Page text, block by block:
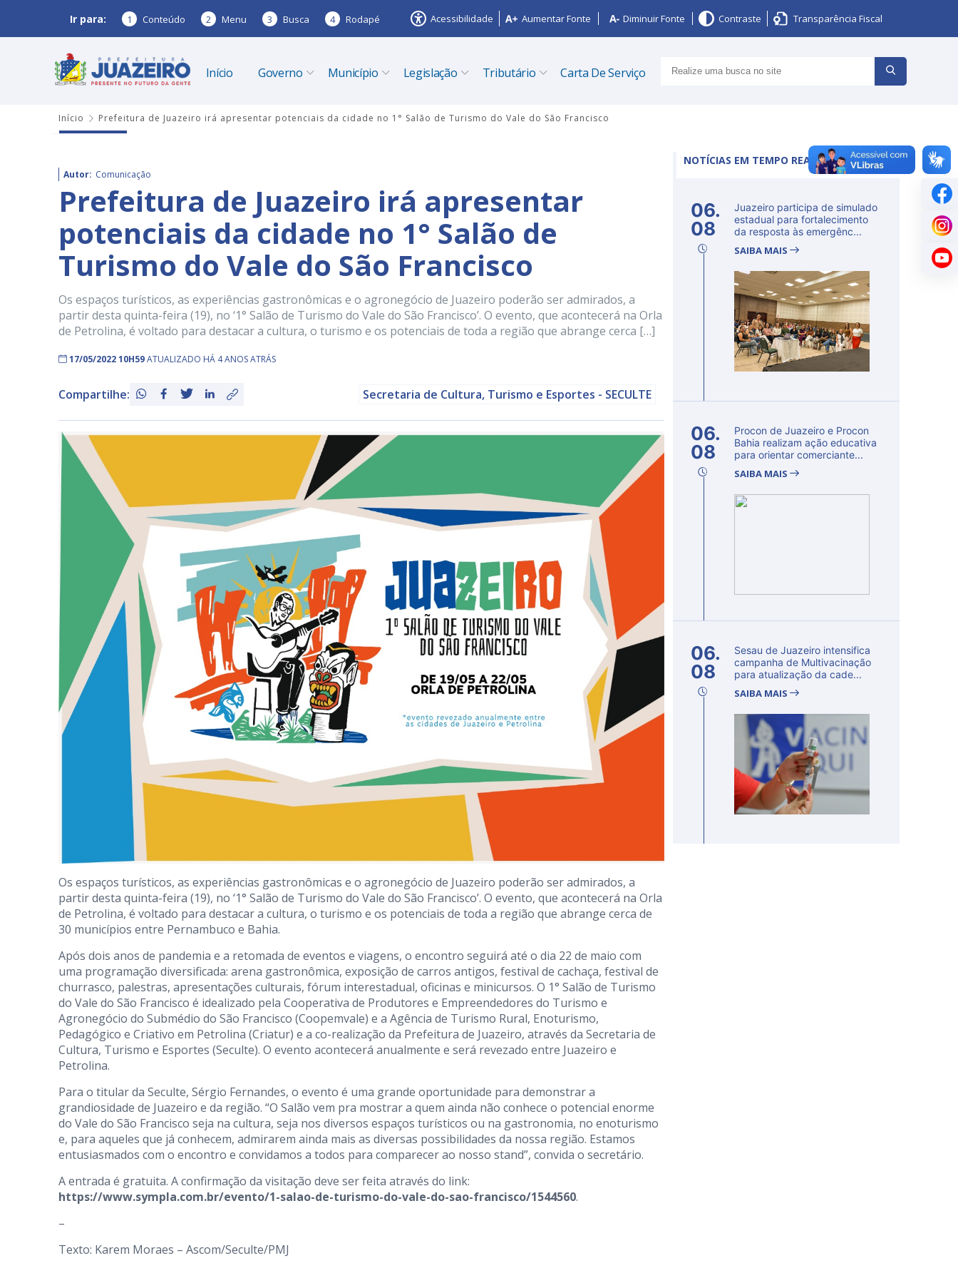
Ir para: 1 Conteúdo 2 Menu 3 Busca 4 Rodapé Acessibilidade Aumentar Fonte Diminuir Fonte Contraste Transparência Fiscal
Início Governo Município Legislação Tributário Carta De Serviço
Início Prefeitura de Juazeiro irá apresentar potenciais da cidade no 1° Salão de Turismo do Vale do São Francisco
Autor: Comunicação
Prefeitura de Juazeiro irá apresentar
potenciais da cidade no 1° Salão de
Turismo do Vale do São Francisco
Os espaços turísticos, as experiências gastronômicas e o agronegócio de Juazeiro poderão ser admirados, a
partir desta quinta-feira (19), no ‘1° Salão de Turismo do Vale do São Francisco’. O evento, que acontecerá na Orla
de Petrolina, é voltado para destacar a cultura, o turismo e os potenciais de toda a região que abrange cerca […]
17/05/2022 10H59ATUALIZADO HÁ 4 ANOS ATRÁS
Compartilhe: Secretaria de Cultura, Turismo e Esportes - SECULTE
Os espaços turísticos, as experiências gastronômicas e o agronegócio de Juazeiro poderão ser admirados, a
partir desta quinta-feira (19), no ‘1° Salão de Turismo do Vale do São Francisco’. O evento, que acontecerá na Orla
de Petrolina, é voltado para destacar a cultura, o turismo e os potenciais de toda a região que abrange cerca de
30 municípios entre Pernambuco e Bahia.
Após dois anos de pandemia e a retomada de eventos e viagens, o encontro seguirá até o dia 22 de maio com
uma programação diversificada: arena gastronômica, exposição de carros antigos, festival de cachaça, festival de
churrasco, palestras, apresentações culturais, fórum interestadual, oficinas e minicursos. O 1° Salão de Turismo
do Vale do São Francisco é idealizado pela Cooperativa de Produtores e Empreendedores do Turismo e
Agronegócio do Submédio do São Francisco (Coopemvale) e a Agência de Turismo Rural, Enoturismo,
Pedagógico e Criativo em Petrolina (Criatur) e a co-realização da Prefeitura de Juazeiro, através da Secretaria de
Cultura, Turismo e Esportes (Seculte). O evento acontecerá anualmente e será revezado entre Juazeiro e
Petrolina.
Para o titular da Seculte, Sérgio Fernandes, o evento é uma grande oportunidade para demonstrar a
grandiosidade de Juazeiro e da região. “O Salão vem pra mostrar a quem ainda não conhece o potencial enorme
do Vale do São Francisco seja na cultura, seja nos diversos espaços turísticos ou na gastronomia, no enoturismo
e, para aqueles que já conhecem, admirarem ainda mais as diversas possibilidades da nossa região. Estamos
entusiasmados com o encontro e convidamos a todos para comparecer ao nosso stand”, convida o secretário.
A entrada é gratuita. A confirmação da visitação deve ser feita através do link:
https://www.sympla.com.br/evento/1-salao-de-turismo-do-vale-do-sao-francisco/1544560.
–
Texto: Karem Moraes – Ascom/Seculte/PMJ
NOTÍCIAS EM TEMPO REAL
06.
08
Juazeiro participa de simulado
estadual para fortalecimento
da resposta às emergênc...
SAIBA MAIS
06.
08
Procon de Juazeiro e Procon
Bahia realizam ação educativa
para orientar comerciante...
SAIBA MAIS
06.
08
Sesau de Juazeiro intensifica
campanha de Multivacinação
para atualização da cade...
SAIBA MAIS